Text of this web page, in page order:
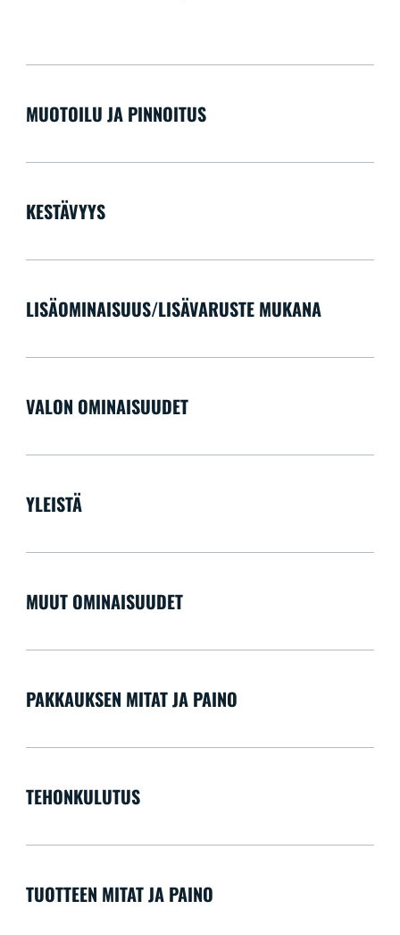
MUOTOILU JA PINNOITUS
KESTÄVYYS
LISÄOMINAISUUS/LISÄVARUSTE MUKANA
VALON OMINAISUUDET
YLEISTÄ
MUUT OMINAISUUDET
PAKKAUKSEN MITAT JA PAINO
TEHONKULUTUS
TUOTTEEN MITAT JA PAINO